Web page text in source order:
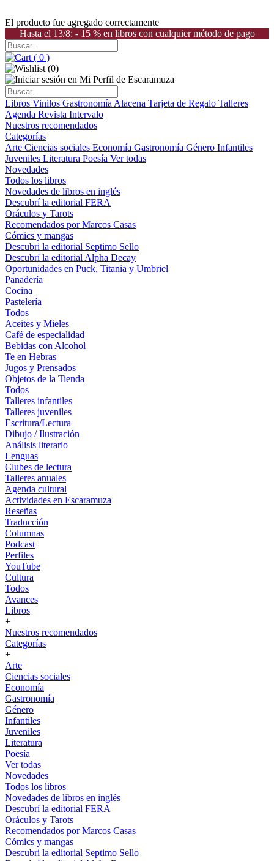
El producto fue agregado correctamente
Hasta el 13/8: - 15 % en libros con cualquier método de pago
( 0 )
(0)
Libros Vinilos Gastronomía Alacena Tarjeta de Regalo Talleres
Agenda Revista Intervalo
Nuestros recomendados
Categorías
Arte Ciencias sociales Economía Gastronomía Género Infantiles
Juveniles Literatura Poesía Ver todas
Novedades
Todos los libros
Novedades de libros en inglés
Descubrí la editorial FERA
Oráculos y Tarots
Recomendados por Marcos Casas
Cómics y mangas
Descubri la editorial Septimo Sello
Descubrí la editorial Alpha Decay
Oportunidades en Puck, Titania y Umbriel
Panadería
Cocina
Pastelería
Todos
Aceites y Mieles
Café de especialidad
Bebidas con Alcohol
Te en Hebras
Jugos y Prensados
Objetos de la Tienda
Todos
Talleres infantiles
Talleres juveniles
Escritura/Lectura
Dibujo / Ilustración
Análisis literario
Lenguas
Clubes de lectura
Talleres anuales
Agenda cultural
Actividades en Escaramuza
Reseñas
Traducción
Columnas
Podcast
Perfiles
YouTube
Cultura
Todos
Avances
Libros
+
Nuestros recomendados
Categorías
+
Arte
Ciencias sociales
Economía
Gastronomía
Género
Infantiles
Juveniles
Literatura
Poesía
Ver todas
Novedades
Todos los libros
Novedades de libros en inglés
Descubrí la editorial FERA
Oráculos y Tarots
Recomendados por Marcos Casas
Cómics y mangas
Descubri la editorial Septimo Sello